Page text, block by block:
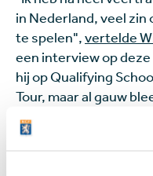
in Nederland, veel
te spelen",vertelde
een interview op
hij op Qualifying
Tour, maar al gauw
minder waard was
Westfries kwam al